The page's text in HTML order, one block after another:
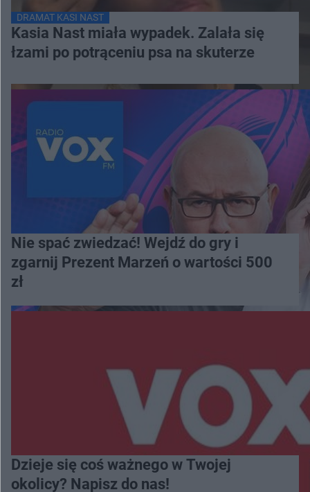
DRAMAT KASI NAST
Kasia Nast miała wypadek. Zalała się
łzami po potrąceniu psa na skuterze
Nie spać zwiedzać! Wejdź do gry i
zgarnij Prezent Marzeń o wartości 500
zł
Dzieje się coś ważnego w Twojej
okolicy? Napisz do nas!